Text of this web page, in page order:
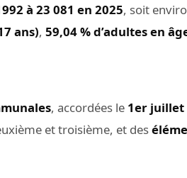
à 23 081 en 2025, soit
ans), 59,04 % d’adultes en
, accordées le 1er juillet
et troisième, et des